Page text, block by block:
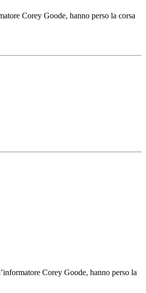
Corey Goode, hanno perso la corsa
Corey Goode, hanno perso la